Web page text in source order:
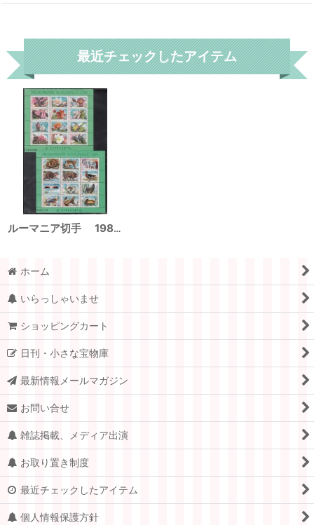
最近チェックしたアイテム
ルーマニア切手 1987年 動物 花 鳥 24種 ホッキョクグマ 2シートセット
ホーム
いらっしゃいませ
ショッピングカート
日刊・小さな宝物庫
最新情報メールマガジン
お問い合せ
雑誌掲載、メディア出演
お取り置き制度
最近チェックしたアイテム
個人情報保護方針